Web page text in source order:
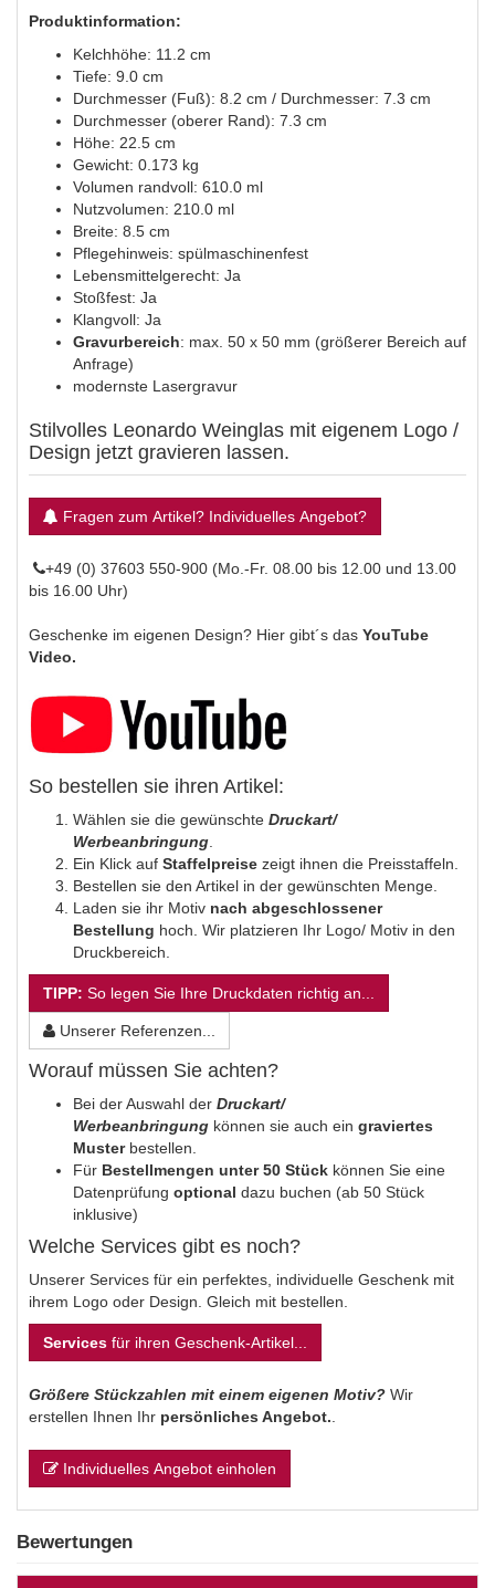
Produktinformation:
Kelchhöhe: 11.2 cm
Tiefe: 9.0 cm
Durchmesser (Fuß): 8.2 cm / Durchmesser: 7.3 cm
Durchmesser (oberer Rand): 7.3 cm
Höhe: 22.5 cm
Gewicht: 0.173 kg
Volumen randvoll: 610.0 ml
Nutzvolumen: 210.0 ml
Breite: 8.5 cm
Pflegehinweis: spülmaschinenfest
Lebensmittelgerecht: Ja
Stoßfest: Ja
Klangvoll: Ja
Gravurbereich: max. 50 x 50 mm (größerer Bereich auf
Anfrage)
modernste Lasergravur
Stilvolles Leonardo Weinglas mit eigenem Logo /
Design jetzt gravieren lassen.
Fragen zum Artikel? Individuelles Angebot?
+49 (0) 37603 550-900 (Mo.-Fr. 08.00 bis 12.00 und 13.00
bis 16.00 Uhr)
Geschenke im eigenen Design? Hier gibt´s das YouTube
Video.
So bestellen sie ihren Artikel:
Wählen sie die gewünschte Druckart/
Werbeanbringung
Ein Klick auf Staffelpreise zeigt ihnen die Preisstaffeln.
Bestellen sie den Artikel in der gewünschten Menge.
Laden sie ihr Motiv nach abgeschlossener
Bestellung hoch. Wir platzieren Ihr Logo/ Motiv in den
Druckbereich.
TIPP: So legen Sie Ihre Druckdaten richtig an...
Unserer Referenzen...
Worauf müssen Sie achten?
Bei der Auswahl der Druckart/
Werbeanbringung können sie auch ein graviertes
Musterbestellen.
Für Bestellmengen unter 50 Stück können Sie eine
Datenprüfung optional dazu buchen (ab 50 Stück
inklusive)
Welche Services gibt es noch?
Unserer Services für ein perfektes, individuelle Geschenk mit
ihrem Logo oder Design. Gleich mit bestellen.
Services für ihren Geschenk-Artikel...
Größere Stückzahlen mit einem eigenen Motiv? Wir
erstellen Ihnen Ihr persönliches Angebot.
Individuelles Angebot einholen
Bewertungen